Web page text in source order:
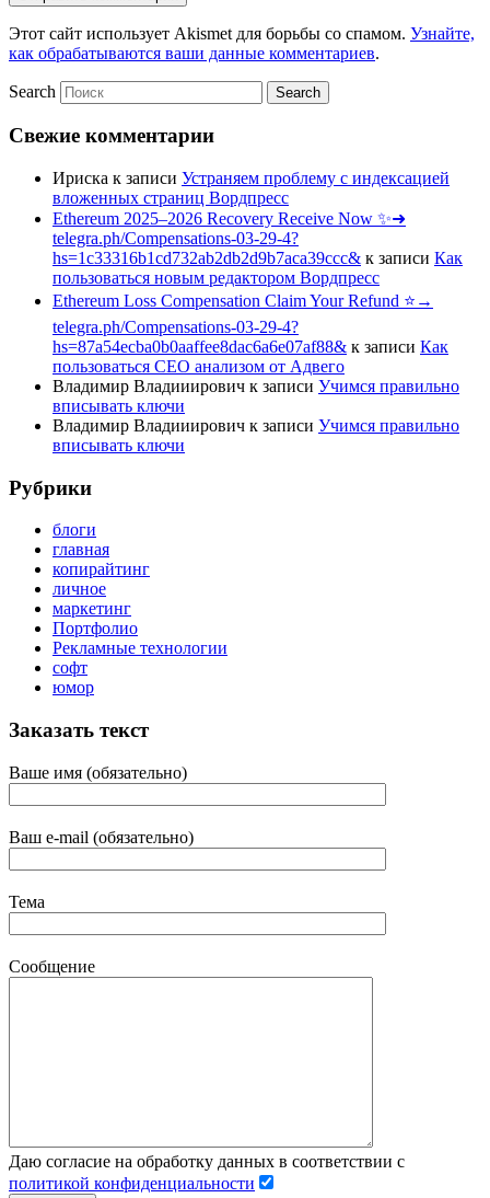
Этот сайт использует Akismet для борьбы со спамом. Узнайте,
как обрабатываются ваши данные комментариев.
Search
Свежие комментарии
Ириска к записи Устраняем проблему с индексацией
вложенных страниц Вордпресс
Ethereum 2025–2026 Recovery Receive Now ✨➜
telegra.ph/Compensations-03-29-4?
hs=1c33316b1cd732ab2db2d9b7aca39ccc& к записи Как
пользоваться новым редактором Вордпресс
Ethereum Loss Compensation Claim Your Refund ⭐→
telegra.ph/Compensations-03-29-4?
hs=87a54ecba0b0aaffee8dac6a6e07af88& к записи Как
пользоваться СЕО анализом от Адвего
Владимир Владииирович к записи Учимся правильно
вписывать ключи
Владимир Владииирович к записи Учимся правильно
вписывать ключи
Рубрики
блоги
главная
копирайтинг
личное
маркетинг
Портфолио
Рекламные технологии
софт
юмор
Заказать текст
Ваше имя (обязательно)
Ваш e-mail (обязательно)
Тема
Сообщение
Даю согласие на обработку данных в соответствии с
политикой конфиденциальности